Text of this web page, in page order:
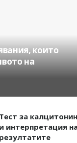
които
на
Тест за
и интерпретация
резултатите